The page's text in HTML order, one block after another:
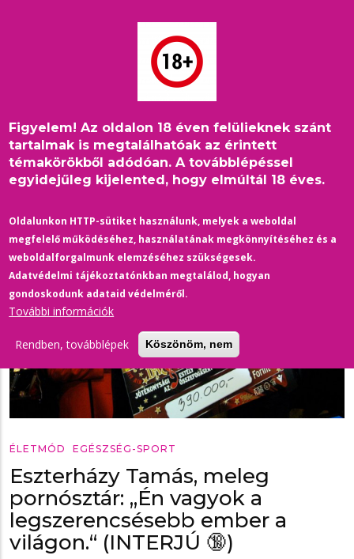
Figyelem! Az oldalon 18 éven felülieknek szánt
tartalmak is megtalálhatóak az érintett
témakörökből adódóan. A továbblépéssel
egyidejűleg kijelented, hogy elmúltál 18 éves.
Oldalunkon HTTP-sütiket használunk, melyek a weboldal
megfelelő működéséhez, használatának megkönnyítéséhez és a
weboldalforgalmunk elemzéséhez szükségesek.
Adatvédelmi tájékoztatónkban megtalálod, hogyan
gondoskodunk adataid védelméről.
További információk
Rendben, továbblépek Köszönöm, nem
Morzsa
Címlap /Életmód /
Eszterházy Tamás, meleg pornósztár: „Én vagyok a
legszerencsésebb ember a világon.“ (INTERJÚ 🔞)
ÉLETMÓD EGÉSZSÉG-SPORT
Eszterházy Tamás, meleg
pornósztár: „Én vagyok a
legszerencsésebb ember a
világon.“ (INTERJÚ 🔞)